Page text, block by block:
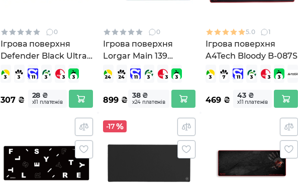
0
Ігрова поверхня
Defender Black Ultra
(50561)
307₴ 28 ₴
х11 платежів
0
Ігрова поверхня
Lorgar Main 139
Purple (LRG-GMP139)
899₴ 38 ₴
х24 платежів
5.0 1
Ігрова поверхня
A4Tech Bloody B-087S
469₴ 43 ₴
х11 платежів
-17